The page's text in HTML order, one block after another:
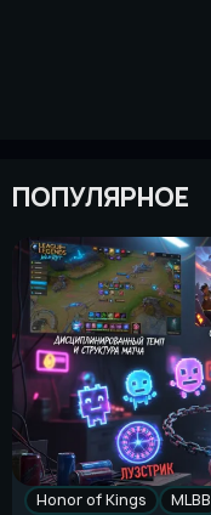
ПОПУЛЯРНОЕ
Honor of Kings MLBB